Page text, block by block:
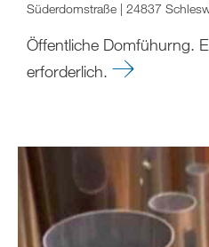
Süderdomstraße | 24837
Öffentliche Domfühurng.
erforderlich.